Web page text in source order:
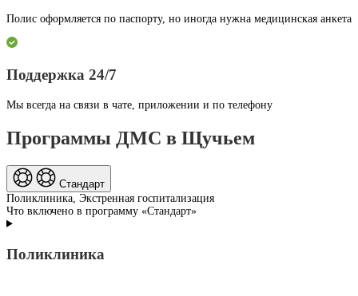
Полис оформляется по паспорту, но иногда нужна медицинская анкета
Поддержка 24/7
Мы всегда на связи в чате, приложении и по телефону
Программы ДМС в Щучьем
Стандарт
Поликлиника, Экстренная госпитализация
Что включено в программу «Стандарт»
Поликлиника